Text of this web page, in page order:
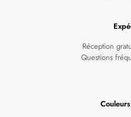
Réception
Questions